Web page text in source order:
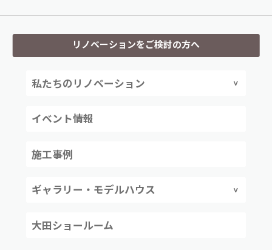
リノベーションをご検討の方へ
私たちのリノベーション
イベント情報
施工事例
ギャラリー・モデルハウス
大田ショールーム